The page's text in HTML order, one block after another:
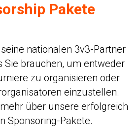
Pakete
nationalen 3v3-Partner
Sie brauchen, um entweder
zu organisieren oder
einzustellen.
über unsere erfolgreich
Sponsoring-Pakete.